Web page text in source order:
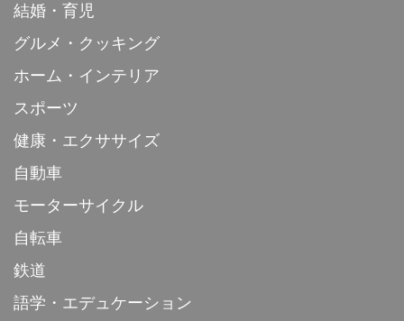
結婚・育児
グルメ・クッキング
ホーム・インテリア
スポーツ
健康・エクササイズ
自動車
モーターサイクル
自転車
鉄道
語学・エデュケーション